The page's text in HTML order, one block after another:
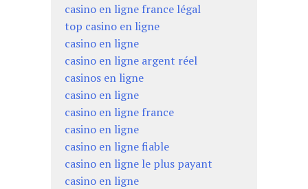
casino en ligne france légal
top casino en ligne
casino en ligne
casino en ligne argent réel
casinos en ligne
casino en ligne
casino en ligne france
casino en ligne
casino en ligne fiable
casino en ligne le plus payant
casino en ligne